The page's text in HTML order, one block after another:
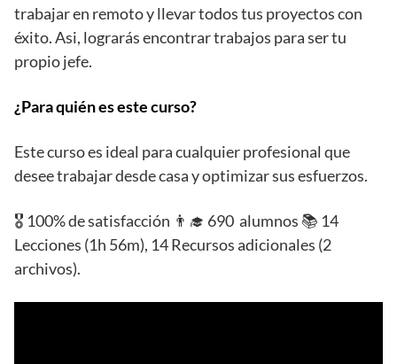
trabajar en remoto y llevar todos tus proyectos con
éxito. Asi, lograrás encontrar trabajos para ser tu
propio jefe.
¿Para quién es este curso?
Este curso es ideal para cualquier profesional que
desee trabajar desde casa y optimizar sus esfuerzos.
🎖️ 100% de satisfacción 👨‍🎓 690 alumnos 📚 14
Lecciones (1h 56m), 14 Recursos adicionales (2
archivos).